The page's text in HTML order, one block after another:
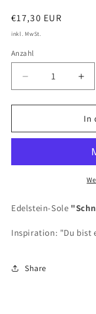
Normaler
Preis
€17,30 EUR
inkl. MwSt.
Anzahl
Verringere
die
Menge
Edelstein-
Obsidian&quot;
die
für
In
Edelstein-Sole
Inspiration: "Du bist
Share